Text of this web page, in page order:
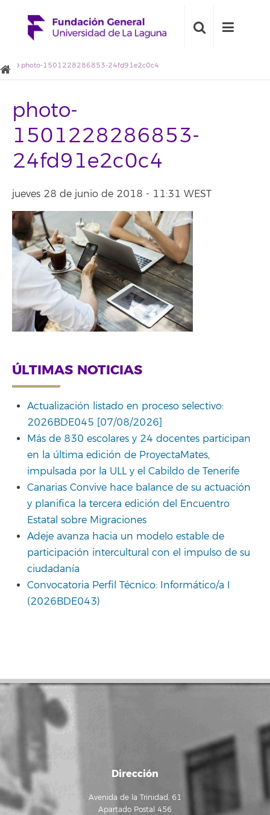
photo-1501228286853-24fd91e2c0c4
photo-
1501228286853-
24fd91e2c0c4
jueves 28 de junio de 2018 - 11:31 WEST
ÚLTIMAS NOTICIAS
Actualización listado en proceso selectivo:
2026BDE045 [07/08/2026]
Más de 830 escolares y 24 docentes participan
en la última edición de ProyectaMates,
impulsada por la ULL y el Cabildo de Tenerife
Canarias Convive hace balance de su actuación
y planifica la tercera edición del Encuentro
Estatal sobre Migraciones
Adeje avanza hacia un modelo estable de
participación intercultural con el impulso de su
ciudadanía
Convocatoria Perfil Técnico: Informático/a I
(2026BDE043)
Dirección
Avenida de la Trinidad, 61
Apartado Postal 456